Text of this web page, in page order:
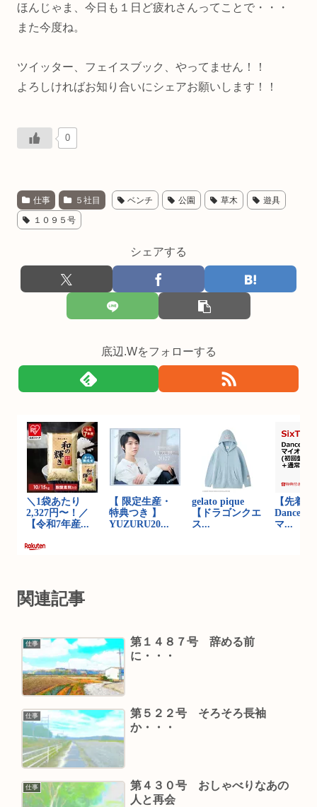
ほんじゃま、今日も１日ど疲れさんってことで・・・
また今度ね。
ツイッター、フェイスブック、やってません！！
よろしければお知り合いにシェアお願いします！！
0
仕事 ５社目 ベンチ 公園 草木 遊具
１０９５号
シェアする
底辺.Wをフォローする
関連記事
仕事
第１４８７号 辞める前
に・・・
仕事
第５２２号 そろそろ長袖
か・・・
仕事
第４３０号 おしゃべりなあの
人と再会